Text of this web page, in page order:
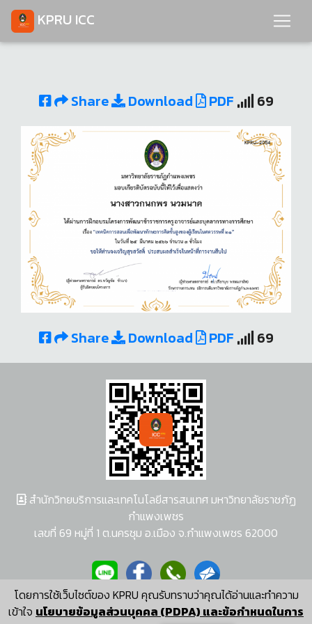
KPRU ICC
Share Download PDF 69
Share Download PDF 69
โดยการใช้เว็บไซต์ของ KPRU คุณรับทราบว่าคุณได้อ่านและทำความ
เข้าใจ นโยบายข้อมูลส่วนบุคคล (PDPA) และข้อกำหนดในการ
สำนักวิทยบริการและเทคโนโลยีสารสนเทศ มหาวิทยาลัยราชภัฏ
กำแพงเพชร
เลขที่ 69 หมู่ที่ 1 ต.นครชุม อ.เมือง จ.กำแพงเพชร 62000
ผู้พัฒนาระบบ อนุชา พวงผกา